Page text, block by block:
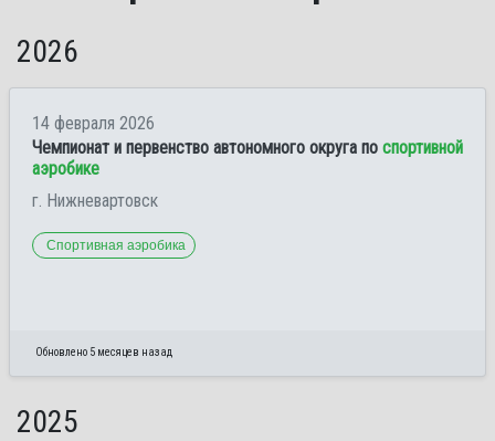
2026
14 февраля 2026
Чемпионат и первенство автономного округа по спортивной
аэробике
г. Нижневартовск
Спортивная аэробика
Обновлено 5 месяцев назад
2025